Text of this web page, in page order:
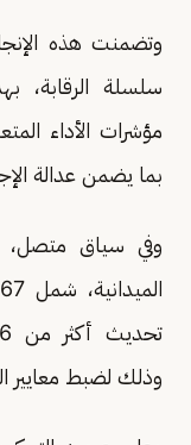
وتضمنت هذه
سلسلة الرقابة،
مؤشرات الأداء
بما يضمن عدالة
وفي سياق
وذلك لضبط معايير